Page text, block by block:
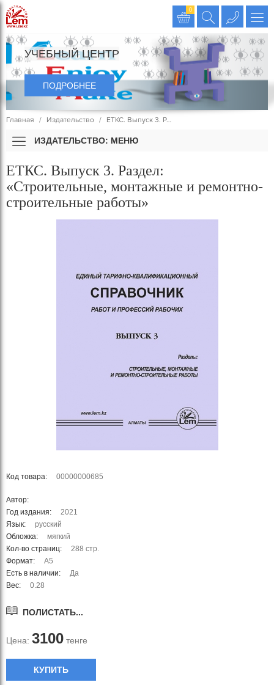
0
УЧЕБНЫЙ ЦЕНТР
ПОДРОБНЕЕ
Главная Издательство ЕТКС. Выпуск 3. Р…
ИЗДАТЕЛЬСТВО: МЕНЮ
ЕТКС. Выпуск 3. Раздел:
«Строительные, монтажные и ремонтно-
строительные работы»
Код товара: 00000000685
Автор:
Год издания:
2021
Язык:
русский
Обложка:
мягкий
Кол-во страниц:
288 стр.
Формат:
А5
Есть в наличии:
Да
Вес:
0.28
ПОЛИСТАТЬ...
Цена: 3100 тенге
КУПИТЬ